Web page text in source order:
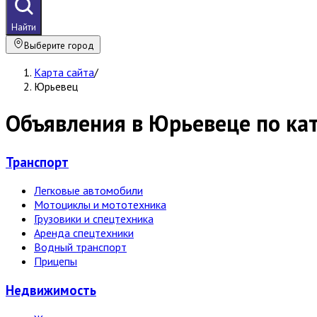
Найти
Выберите город
Карта сайта/
Юрьевец
Объявления в Юрьевеце по
Транспорт
Легковые автомобили
Мотоциклы и мототехника
Грузовики и спецтехника
Аренда спецтехники
Водный транспорт
Прицепы
Недвижи­мость